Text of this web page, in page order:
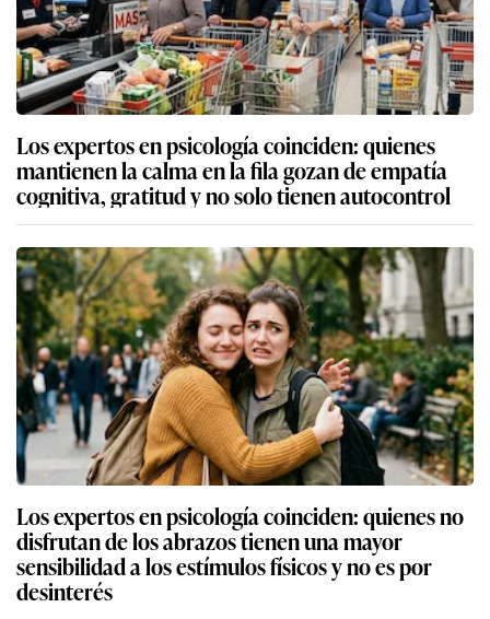
Los expertos en psicología coinciden: quienes
mantienen la calma en la fila gozan de empatía
cognitiva, gratitud y no solo tienen autocontrol
Los expertos en psicología coinciden: quienes no
disfrutan de los abrazos tienen una mayor
sensibilidad a los estímulos físicos y no es por
desinterés